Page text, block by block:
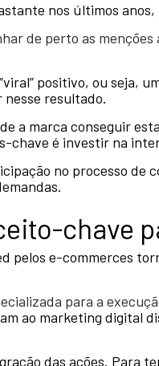
nos últimos
de perto as menções
positivo, ou seja,
resultado.
a marca conseguir
chave é investir na
no processo
chave
pelos e-commerces
para a
ao marketing digital
das ações. Para